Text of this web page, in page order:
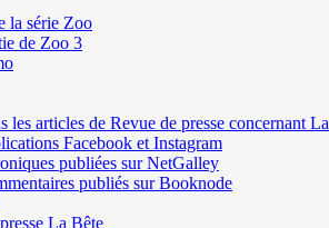
la série Zoo
de Zoo 3
les articles de Revue de presse concernant
Facebook et Instagram
publiées sur NetGalley
publiés sur Booknode
La Bête